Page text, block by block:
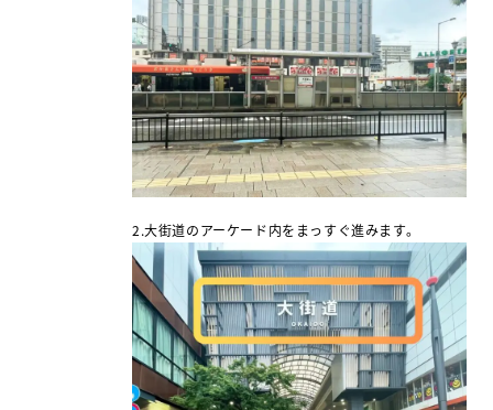
2.大街道のアーケード内をまっすぐ進みます。